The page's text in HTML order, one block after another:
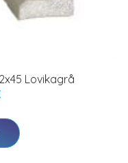
Lovikagrå